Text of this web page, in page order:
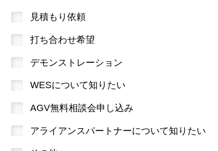
見積もり依頼
打ち合わせ希望
デモンストレーション
WESについて知りたい
AGV無料相談会申し込み
アライアンスパートナーについて知りたい